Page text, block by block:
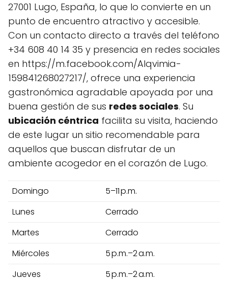
27001 Lugo, España, lo que lo convierte en un
punto de encuentro atractivo y accesible.
Con un contacto directo a través del teléfono
+34 608 40 14 35 y presencia en redes sociales
en https://m.facebook.com/Alqvimia-
159841268027217/, ofrece una experiencia
gastronómica agradable apoyada por una
buena gestión de sus redes sociales. Su
ubicación céntrica facilita su visita, haciendo
de este lugar un sitio recomendable para
aquellos que buscan disfrutar de un
ambiente acogedor en el corazón de Lugo.
Domingo
5–11 p.m.
Lunes
Cerrado
Martes
Cerrado
Miércoles
5 p.m.–2 a.m.
Jueves
5 p.m.–2 a.m.